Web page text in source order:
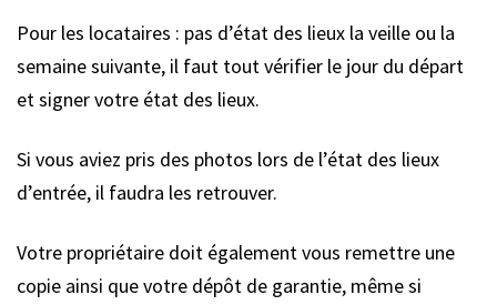
Pour les locataires : pas d’état des lieux la veille ou la
semaine suivante, il faut tout vérifier le jour du départ
et signer votre état des lieux.
Si vous aviez pris des photos lors de l’état des lieux
d’entrée, il faudra les retrouver.
Votre propriétaire doit également vous remettre une
copie ainsi que votre dépôt de garantie, même si